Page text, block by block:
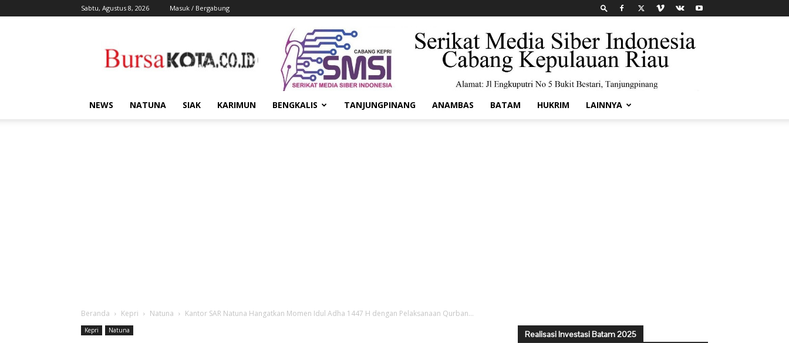
Sabtu, Agustus 8, 2026 Masuk / Bergabung
Kota
NEWS NATUNA SIAK KARIMUN BENGKALIS TANJUNGPINANG ANAMBAS BATAM HUKRIM LAINNYA
Beranda Kepri Natuna Kantor SAR Natuna Hangatkan Momen Idul Adha 1447 H dengan Pelaksanaan Qurban...
Kepri Natuna Realisasi Investasi Batam 2025